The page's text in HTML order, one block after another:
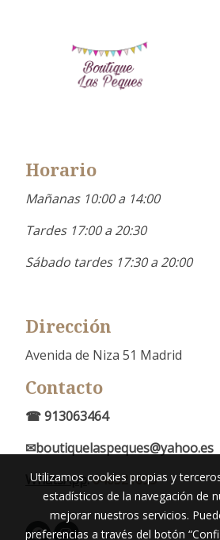
Horario
Mañanas 10:00 a 14:00
Tardes 17:00 a 20:30
Sábado tardes 17:30 a 20:00
Dirección
Avenida de Niza 51 Madrid
Contacto
☎ 913063464
✉boutiquelaspeques@yahoo.es
WhatsApp :646521695
Utilizamos cookies propias y
estadísticos de la navegación de
mejorar nuestros servicios.
preferencias a través del botón